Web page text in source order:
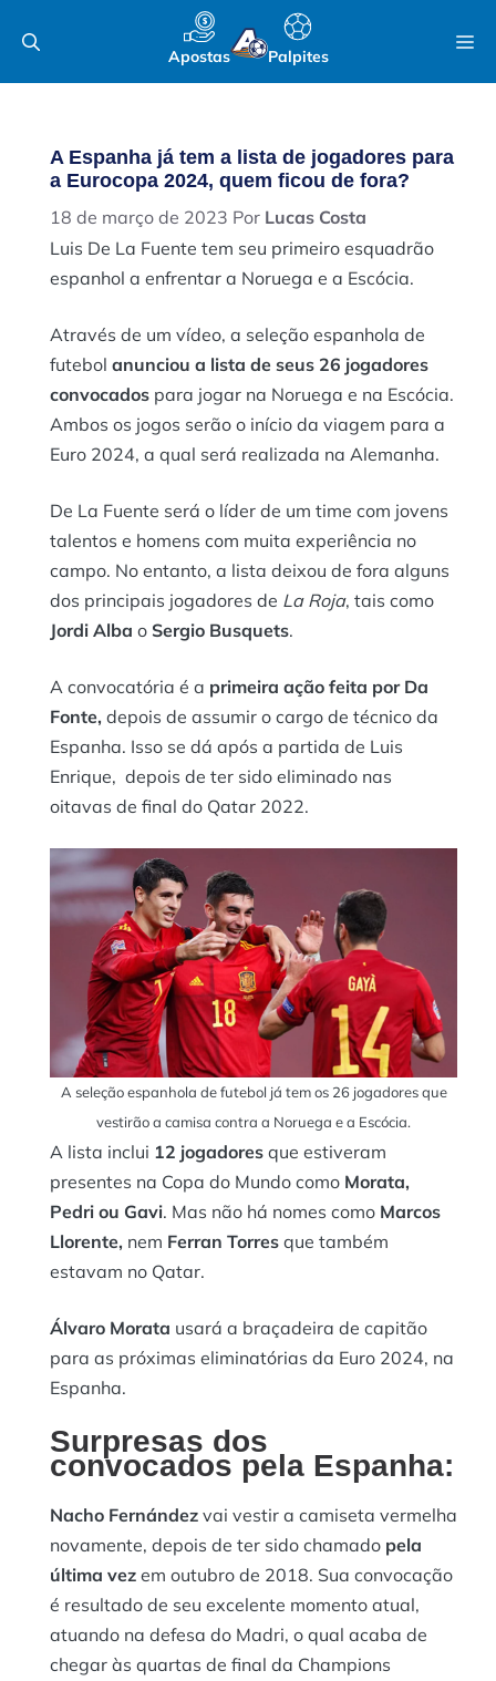
para
Apostas Palpites
A Espanha já tem a lista de jogadores para
a Eurocopa 2024, quem ficou de fora?
18 de março de 2023 Por Lucas Costa
Luis De La Fuente tem seu primeiro esquadrão
espanhol a enfrentar a Noruega e a Escócia.
Através de um vídeo, a seleção espanhola de
futebol anunciou a lista de seus 26 jogadores
convocados para jogar na Noruega e na Escócia.
Ambos os jogos serão o início da viagem para a
Euro 2024, a qual será realizada na Alemanha.
De La Fuente será o líder de um time com jovens
talentos e homens com muita experiência no
campo. No entanto, a lista deixou de fora alguns
dos principais jogadores de La Roja, tais como
Jordi Alba o Sergio Busquets.
A convocatória é a primeira ação feita por Da
Fonte, depois de assumir o cargo de técnico da
Espanha. Isso se dá após a partida de Luis
Enrique, depois de ter sido eliminado nas
oitavas de final do Qatar 2022.
A seleção espanhola de futebol já tem os 26 jogadores que
vestirão a camisa contra a Noruega e a Escócia.
A lista inclui 12 jogadores que estiveram
presentes na Copa do Mundo como Morata,
Pedri ou Gavi. Mas não há nomes como Marcos
Llorente, nem Ferran Torres que também
estavam no Qatar.
Álvaro Morata usará a braçadeira de capitão
para as próximas eliminatórias da Euro 2024, na
Espanha.
Surpresas dos
convocados pela Espanha:
Nacho Fernández vai vestir a camiseta vermelha
novamente, depois de ter sido chamado pela
última vez em outubro de 2018. Sua convocação
é resultado de seu excelente momento atual,
atuando na defesa do Madri, o qual acaba de
chegar às quartas de final da Champions